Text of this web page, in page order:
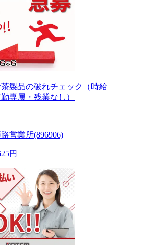
茶製品の破れチェック（時給
専属・残業なし）
営業所(896906)
円